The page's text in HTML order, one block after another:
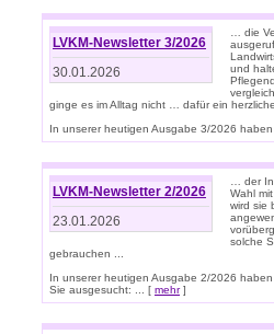
LVKM-Newsletter 3/2026
30.01.2026
… die
und
ginge es im Alltag nicht … dafür ein
In unserer heutigen Ausgabe 3/2026
LVKM-Newsletter 2/2026
23.01.2026
… der
Wahl
wird sie
solche
gebrauchen ...
In unserer heutigen Ausgabe 2/2026
Sie ausgesucht: ... [ mehr]